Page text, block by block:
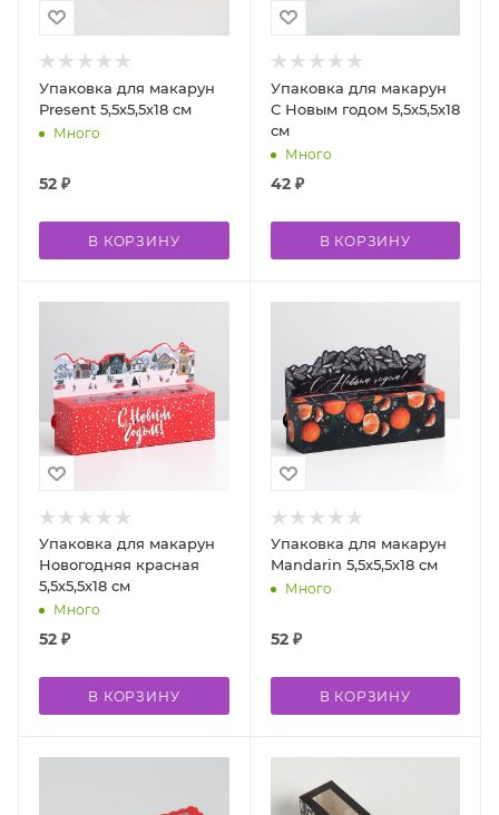
Упаковка для макарун
Present 5,5х5,5х18 см
Много
52 ₽
В КОРЗИНУ
Упаковка для макарун
С Новым годом 5,5х5,5х18
см
Много
42₽
В КОРЗИНУ
Упаковка для макарун
Новогодняя красная
5,5х5,5х18 см
Много
52 ₽
В КОРЗИНУ
Упаковка для макарун
Mandarin 5,5х5,5х18 см
Много
52₽
В КОРЗИНУ